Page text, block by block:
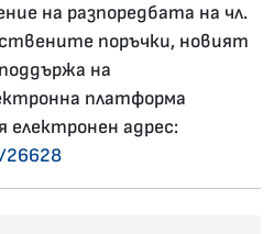
на разпоредбата на чл.
поръчки, новият
на
платформа
електронен адрес:
26628